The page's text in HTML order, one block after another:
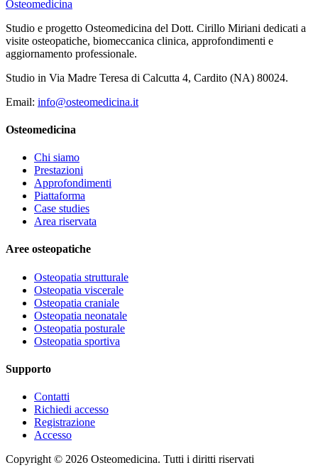
Osteomedicina
Studio e progetto Osteomedicina del Dott. Cirillo Miriani dedicati a
visite osteopatiche, biomeccanica clinica, approfondimenti e
aggiornamento professionale.
Studio in Via Madre Teresa di Calcutta 4, Cardito (NA) 80024.
Email: info@osteomedicina.it
Osteomedicina
Chi siamo
Prestazioni
Approfondimenti
Piattaforma
Case studies
Area riservata
Aree osteopatiche
Osteopatia strutturale
Osteopatia viscerale
Osteopatia craniale
Osteopatia neonatale
Osteopatia posturale
Osteopatia sportiva
Supporto
Contatti
Richiedi accesso
Registrazione
Accesso
Copyright © 2026 Osteomedicina. Tutti i diritti riservati